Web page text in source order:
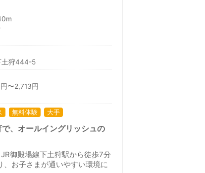
土狩444-5
〜2,713円
無料体験 大手
、オールイングリッシュの
御殿場線下土狩駅から徒歩7分
お子さまが通いやすい環境に